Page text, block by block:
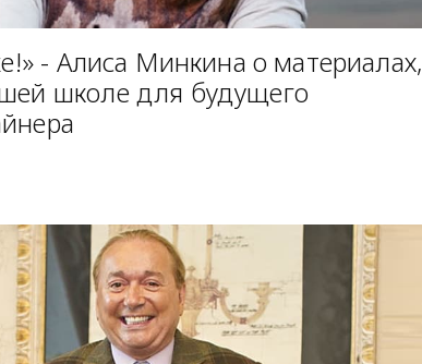
- Алиса Минкина о материалах,
школе для будущего